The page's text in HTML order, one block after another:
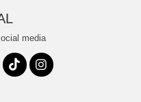
media